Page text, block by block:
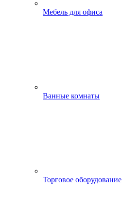
Мебель для офиса
Ванные комнаты
Торговое оборудование